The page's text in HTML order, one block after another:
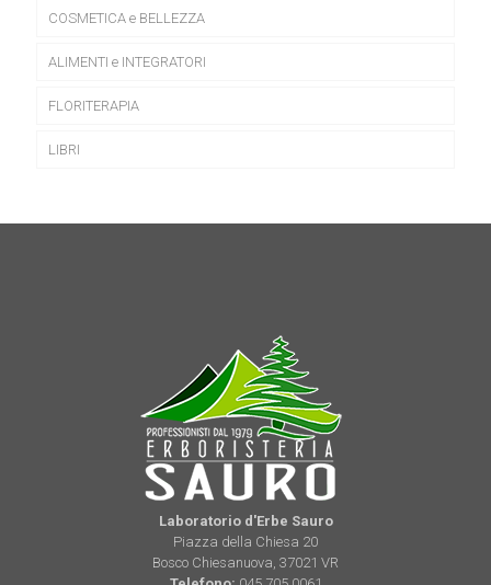
COSMETICA e BELLEZZA
ALIMENTI e INTEGRATORI
FLORITERAPIA
LIBRI
Laboratorio d'Erbe Sauro
Piazza della Chiesa 20
Bosco Chiesanuova, 37021 VR